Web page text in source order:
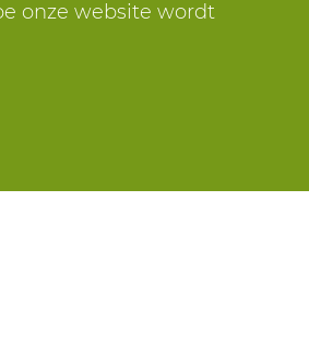
onze website wordt